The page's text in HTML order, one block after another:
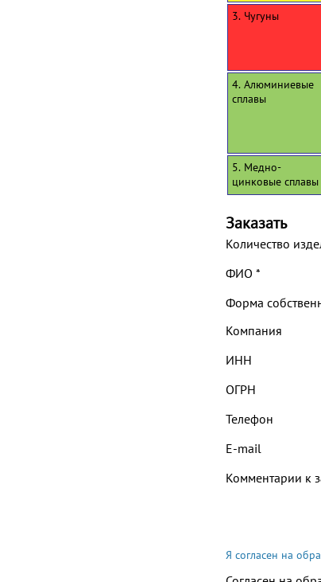
3. Чугуны
4. Алюминиевые
сплавы
5. Медно-
цинковые сплавы
Заказать
Количество
ФИО *
Форма
Компания
ИНН
ОГРН
Телефон
E-mail
Комментарии к
Я согласен на